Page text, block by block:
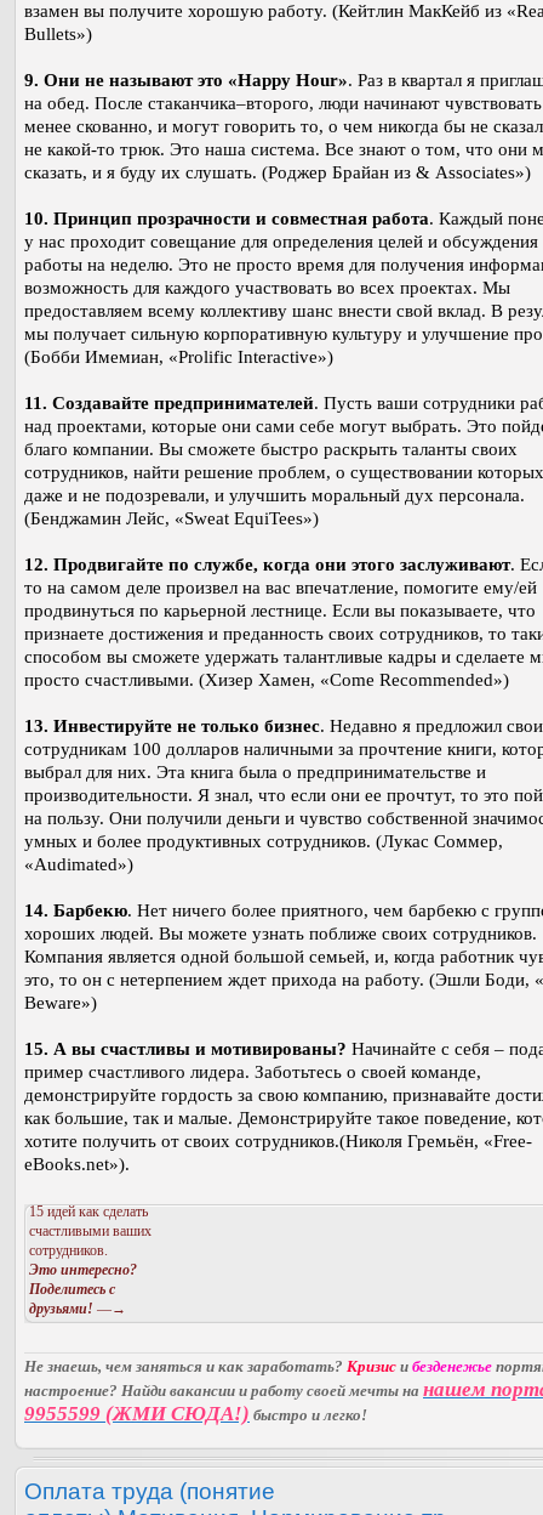
взамен вы получите хорошую работу. (Кейтлин МакКейб из
Bullets»)
9. Они не называют это «Happy Hour». Раз в квартал я
на обед. После стаканчика–второго, люди начинают
менее скованно, и могут говорить то, о чем никогда бы не
не какой-то трюк. Это наша система. Все знают о том, что они
сказать, и я буду их слушать. (Роджер Брайан из & Associates»)
10. Принцип прозрачности и совместная работа. Каждый
у нас проходит совещание для определения целей и обсуждения
работы на неделю. Это не просто время для получения
возможность для каждого участвовать во всех проектах. Мы
предоставляем всему коллективу шанс внести свой вклад. В
мы получает сильную корпоративную культуру и улучшение
(Бобби Имемиан, «Prolific Interactive»)
11. Создавайте предпринимателей. Пусть ваши сотрудники
над проектами, которые они сами себе могут выбрать. Это
благо компании. Вы сможете быстро раскрыть таланты своих
сотрудников, найти решение проблем, о существовании
даже и не подозревали, и улучшить моральный дух персонала.
(Бенджамин Лейс, «Sweat EquiTees»)
12. Продвигайте по службе, когда они этого заслуживают.
то на самом деле произвел на вас впечатление, помогите ему/ей
продвинуться по карьерной лестнице. Если вы показываете, что
признаете достижения и преданность своих сотрудников, то
способом вы сможете удержать талантливые кадры и сделаете
просто счастливыми. (Хизер Хамен, «Come Recommended»)
13. Инвестируйте не только бизнес. Недавно я предложил
сотрудникам 100 долларов наличными за прочтение книги,
выбрал для них. Эта книга была о предпринимательстве и
производительности. Я знал, что если они ее прочтут, то это
на пользу. Они получили деньги и чувство собственной
умных и более продуктивных сотрудников. (Лукас Соммер,
«Audimated»)
14. Барбекю. Нет ничего более приятного, чем барбекю с
хороших людей. Вы можете узнать поближе своих сотрудников.
Компания является одной большой семьей, и, когда работник
это, то он с нетерпением ждет прихода на работу. (Эшли Боди,
Beware»)
15. А вы счастливы и мотивированы? Начинайте с себя –
пример счастливого лидера. Заботьтесь о своей команде,
демонстрируйте гордость за свою компанию, признавайте
как большие, так и малые. Демонстрируйте такое поведение,
хотите получить от своих сотрудников.(Николя Гремьён, «Free-
eBooks.net»).
15 идей как сделать
счастливыми ваших
сотрудников.
Это интересно?
Поделитесь с
друзьями! —→
Не знаешь, чем заняться и как заработать? Кризис и безденежье
настроение? Найди вакансии и работу своей мечты на нашем
9955599 (ЖМИ СЮДА!) быстро и легко!
Оплата труда (понятие